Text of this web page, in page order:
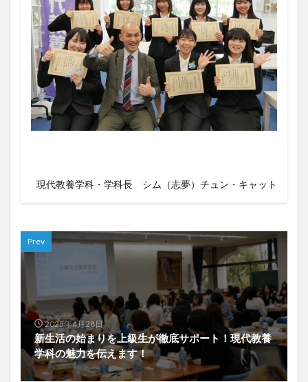
現代教養学科・学科長 シム（志夢）チュン・キャット
Prev
2025年4月28日
新生活の始まりを上級生が徹底サポート！現代教養
学科の魅力を伝えます！